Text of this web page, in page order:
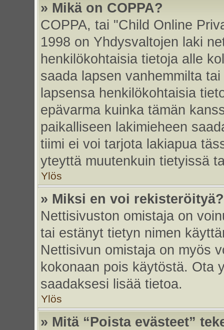
» Mikä on COPPA?
COPPA, tai "Child Online
1998 on Yhdysvaltojen laki
henkilökohtaisia tietoja alle
saada lapsen vanhemmilta
lapsensa henkilökohtaisia
epävarma kuinka tämän
paikalliseen lakimieheen
tiimi ei voi tarjota lakiapua
yteyttä muutenkuin tietyissä
Ylös
» Miksi en voi rekisteröityä?
Nettisivuston omistaja on
tai estänyt tietyn nimen
Nettisivun omistaja on myös
kokonaan pois käytöstä. Ota
saadaksesi lisää tietoa.
Ylös
» Mitä “Poista evästeet”